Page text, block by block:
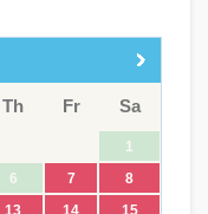
Th Fr Sa
1
6 7
8
13 14
15